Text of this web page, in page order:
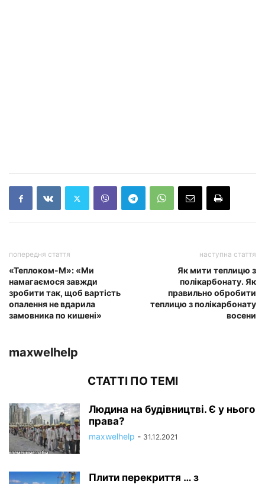
попередня стаття
«Теплоком-М»: «Ми
намагаємося завжди
зробити так, щоб вартість
опалення не вдарила
замовника по кишені»
наступна стаття
Як мити теплицю з
полікарбонату. Як
правильно обробити
теплицю з полікарбонату
восени
maxwelhelp
СТАТТІ ПО ТЕМІ
Людина на будівництві. Є у нього
права?
maxwelhelp - 31.12.2021
Плити перекриття … з